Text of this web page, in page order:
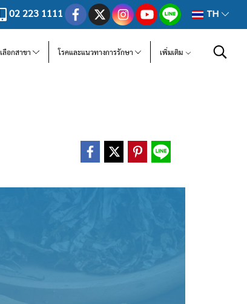
02 223 1111 TH
เลือกสาขา โรคและแนวทางการรักษา เพิ่มเติม